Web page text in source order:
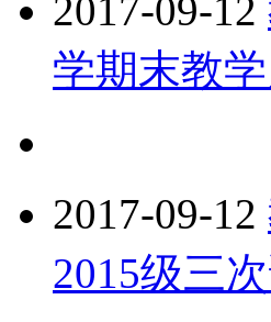
2017-09-12
学期末教
2017-09-12
2015级三